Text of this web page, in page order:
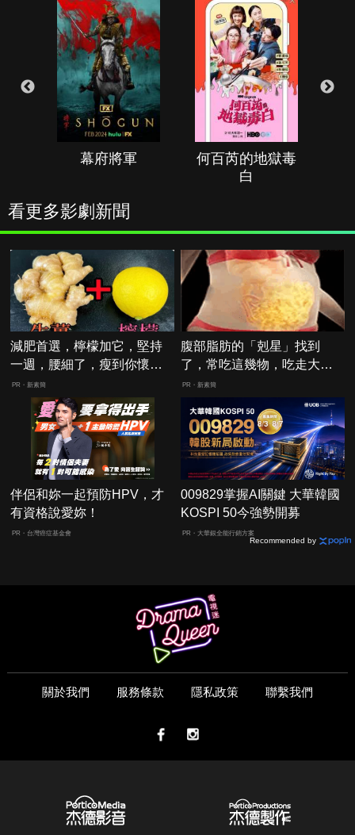
幕府將軍
何百芮的地獄毒
白
看更多影劇新聞
減肥首選，檸檬加它，堅持
一週，腰細了，瘦到你懷疑
人生
PR・新素簡
腹部脂肪的「剋星」找到
了，常吃這幾物，吃走大肚
囊，瘦出小蠻腰
PR・新素簡
伴侶和妳一起預防HPV，才
有資格說愛妳！
PR・台灣癌症基金會
009829掌握AI關鍵 大華韓國
KOSPI 50今強勢開募
PR・大華銀全能行銷方案
Recommended by
關於我們 服務條款 隱私政策 聯繫我們